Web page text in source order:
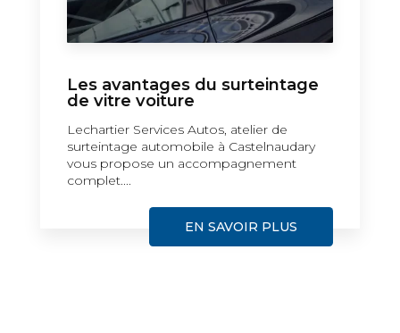
Les avantages du surteintage
de vitre voiture
Lechartier Services Autos, atelier de
surteintage automobile à Castelnaudary
vous propose un accompagnement
complet....
EN SAVOIR PLUS